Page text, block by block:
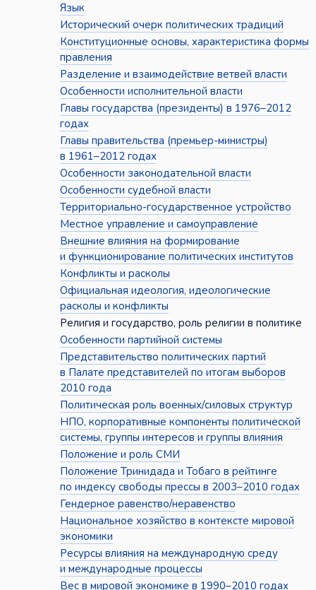
Язык
Исторический очерк политических традиций
Конституционные основы, характеристика формы
правления
Разделение и взаимодействие ветвей власти
Особенности исполнительной власти
Главы государства (президенты) в 1976–2012
годах
Главы правительства (премьер-министры)
в 1961–2012 годах
Особенности законодательной власти
Особенности судебной власти
Территориально-государственное устройство
Местное управление и самоуправление
Внешние влияния на формирование
и функционирование политических институтов
Конфликты и расколы
Официальная идеология, идеологические
расколы и конфликты
Религия и государство, роль религии в политике
Особенности партийной системы
Представительство политических партий
в Палате представителей по итогам выборов
2010 года
Политическая роль военных/силовых структур
НПО, корпоративные компоненты политической
системы, группы интересов и группы влияния
Положение и роль СМИ
Положение Тринидада и Тобаго в рейтинге
по индексу свободы прессы в 2003–2010 годах
Гендерное равенство/неравенство
Национальное хозяйство в контексте мировой
экономики
Ресурсы влияния на международную среду
и международные процессы
Вес в мировой экономике в 1990–2010 годах